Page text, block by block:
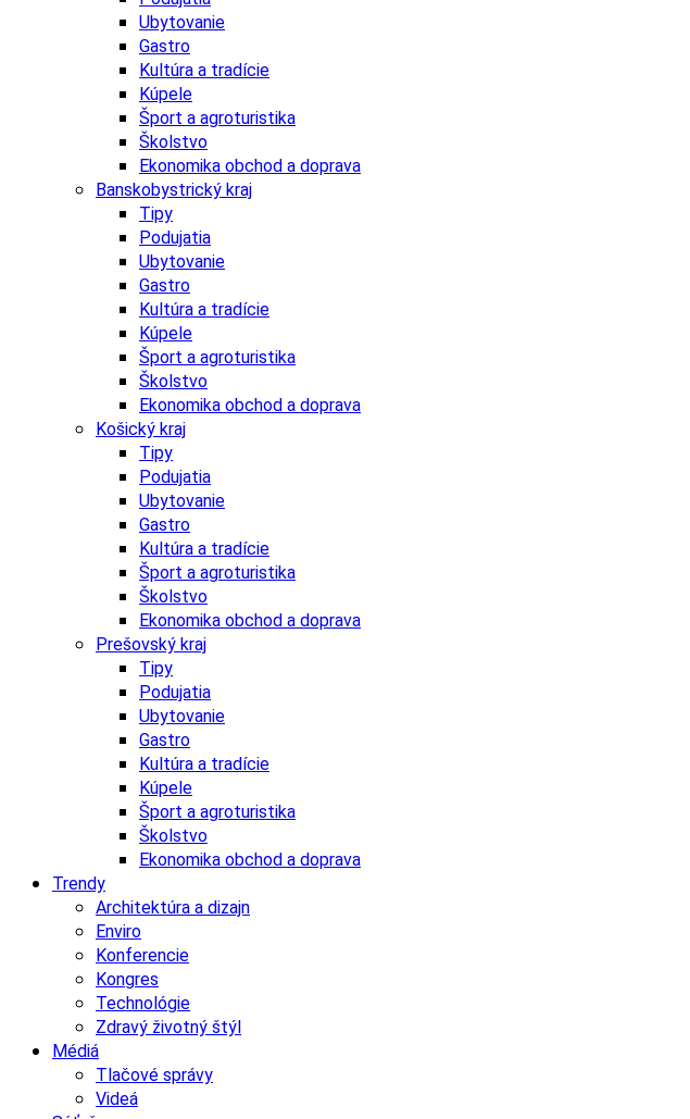
Ubytovanie
Gastro
Kultúra a tradície
Kúpele
Šport a agroturistika
Školstvo
Ekonomika obchod a doprava
Banskobystrický kraj
Tipy
Podujatia
Ubytovanie
Gastro
Kultúra a tradície
Kúpele
Šport a agroturistika
Školstvo
Ekonomika obchod a doprava
Košický kraj
Tipy
Podujatia
Ubytovanie
Gastro
Kultúra a tradície
Šport a agroturistika
Školstvo
Ekonomika obchod a doprava
Prešovský kraj
Tipy
Podujatia
Ubytovanie
Gastro
Kultúra a tradície
Kúpele
Šport a agroturistika
Školstvo
Ekonomika obchod a doprava
Trendy
Architektúra a dizajn
Enviro
Konferencie
Kongres
Technológie
Zdravý životný štýl
Médiá
Tlačové správy
Videá